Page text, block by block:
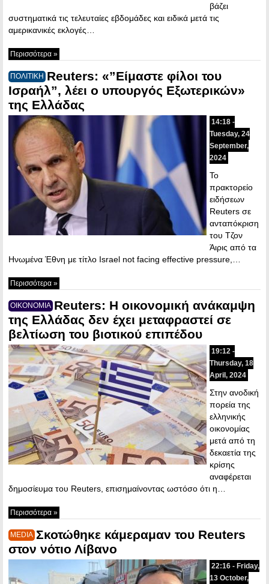
βάζει
συστηματικά τις τελευταίες εβδομάδες και ειδικά μετά τις
αμερικανικές εκλογές…
Περισσότερα »
ΠΟΛΙΤΙΚΗ Reuters: «”Είμαστε φίλοι του
Ισραήλ”, λέει ο υπουργός Εξωτερικών»
της Ελλάδας
14:18 -
Tuesday, 24
September,
2024
To
πρακτορείο
ειδήσεων
Reuters σε
ανταπόκριση
του Τζον
Άιρις από τα
Ηνωμένα Έθνη με τίτλο Israel not facing effective pressure,…
Περισσότερα »
ΟΙΚΟΝΟΜΙΑ Reuters: Η οικονομική ανάκαμψη
της Ελλάδας δεν έχει μεταφραστεί σε
βελτίωση του βιοτικού επιπέδου
19:12 -
Thursday, 18
April, 2024
Στην ανοδική
πορεία της
ελληνικής
οικονομίας
μετά από τη
δεκαετία της
κρίσης
αναφέρεται
δημοσίευμα του Reuters, επισημαίνοντας ωστόσο ότι η…
Περισσότερα »
MEDIA Σκοτώθηκε κάμεραμαν του Reuters
στον νότιο Λίβανο
22:16 - Friday,
13 October,